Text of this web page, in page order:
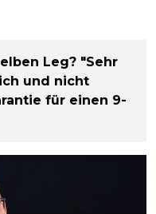
Leg? "Sehr
und nicht
für einen 9-